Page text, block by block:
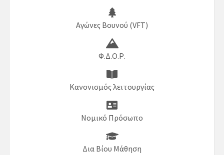
Αγώνες Βουνού (VFT)
Φ.Δ.Ο.Ρ.
Κανονισμός λειτουργίας
Νομικό Πρόσωπο
Δια Βίου Μάθηση